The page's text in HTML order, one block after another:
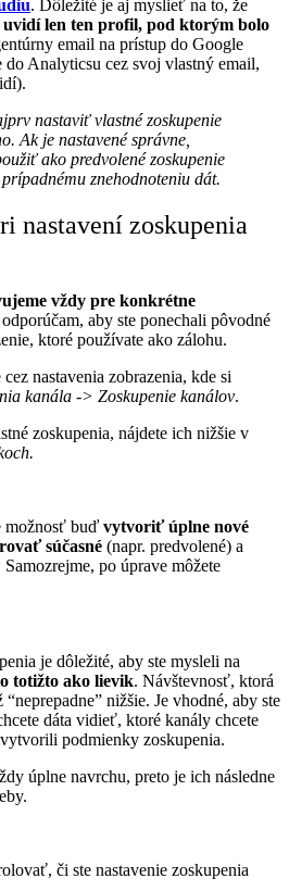
. Dôležité je aj myslieť na to, že
uvidí len ten profil, pod ktorým bolo
email na prístup do Google
Analyticsu cez svoj vlastný email,
nastaviť vlastné zoskupenie
Ak je nastavené správne,
ako predvolené zoskupenie
znehodnoteniu dát.
nastavení zoskupenia
vždy pre konkrétne
aby ste ponechali pôvodné
ktoré používate ako zálohu.
nastavenia zobrazenia, kde si
kanála -> Zoskupenie kanálov.
zoskupenia, nájdete ich nižšie v
možnosť buď vytvoriť úplne nové
súčasné (napr. predvolené) a
po úprave môžete
je dôležité, aby ste mysleli na
totižto ako lievik. Návštevnosť, ktorá
nižšie. Je vhodné, aby ste
dáta vidieť, ktoré kanály chcete
podmienky zoskupenia.
úplne navrchu, preto je ich následne
či ste nastavenie zoskupenia